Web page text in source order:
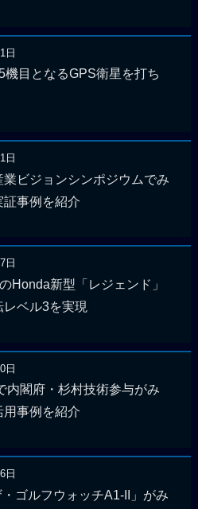
日
機目となるGPS衛星を打ち
日
業ビジョンシンポジウムでみ
証事例を紹介
日
Honda新型「レジェンド」
レベル3を実現
日
内閣府・杉村技術参与がみ
用事例を紹介
日
ゴルフウォッチA1-II」がみ